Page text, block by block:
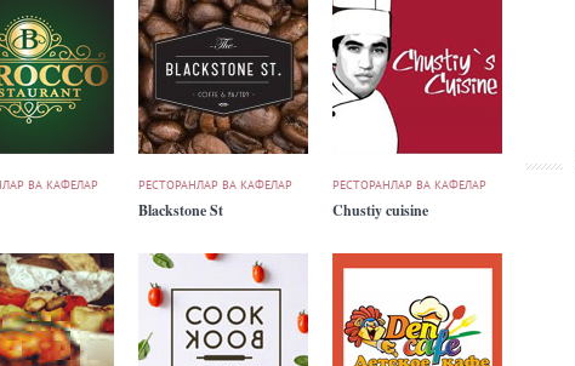
ВА КАФЕЛАР РЕСТОРАНЛАР ВА КАФЕЛАР
Blackstone St
РЕСТОРАНЛАР ВА КАФЕЛАР
Chustiy cuisine